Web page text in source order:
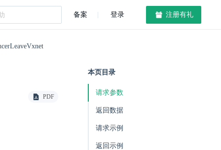
备案 登录 注册有礼
PDF
本页目录
请求参数
返回数据
请求示例
返回示例